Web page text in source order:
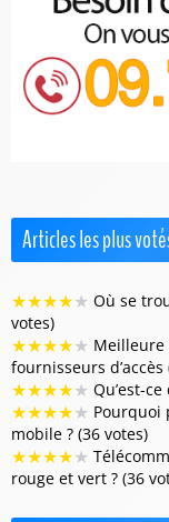
Articles les plus
★★★★★ Où se
votes)
★★★★★ Meilleure
fournisseurs d’accès
★★★★★ Qu’est-
★★★★★ Pourquoi
mobile ? (36 votes)
★★★★★
rouge et vert ? (36